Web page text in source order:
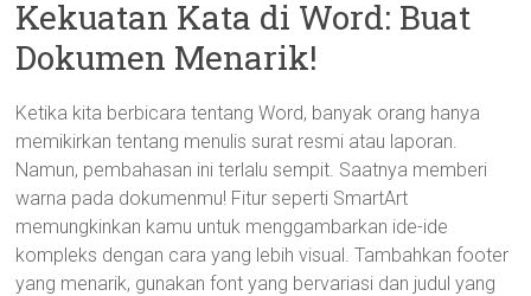
Kekuatan Kata di Word: Buat
Dokumen Menarik!
Ketika kita berbicara tentang Word, banyak orang hanya
memikirkan tentang menulis surat resmi atau laporan.
Namun, pembahasan ini terlalu sempit. Saatnya memberi
warna pada dokumenmu! Fitur seperti SmartArt
memungkinkan kamu untuk menggambarkan ide-ide
kompleks dengan cara yang lebih visual. Tambahkan footer
yang menarik, gunakan font yang bervariasi dan judul yang